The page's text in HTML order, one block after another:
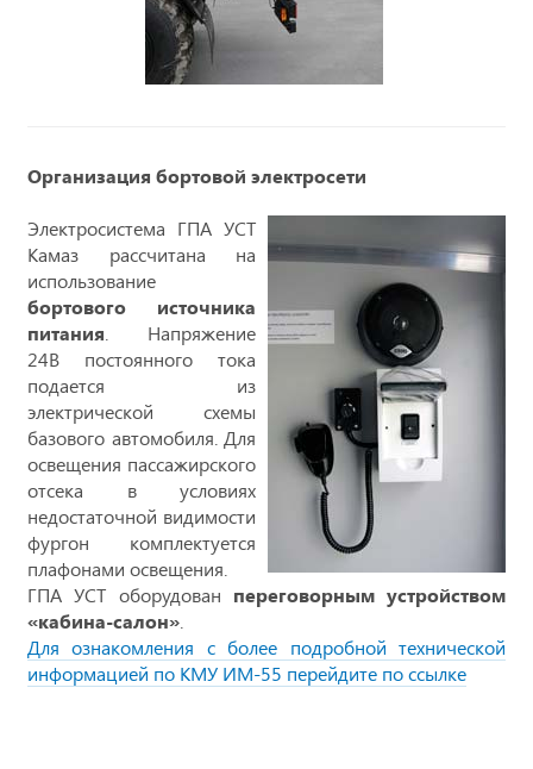
Организация бортовой электросети
Электросистема ГПА УСТ
Камаз рассчитана на
использование
бортового источника
питания. Напряжение
24В постоянного тока
подается из
электрической схемы
базового автомобиля. Для
освещения пассажирского
отсека в условиях
недостаточной видимости
фургон комплектуется
плафонами освещения.
ГПА УСТ оборудован переговорным устройством
«кабина-салон».
Для ознакомления с более подробной технической
информацией по КМУ ИМ-55 перейдите по ссылке